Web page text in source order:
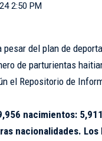
2:50 PM
pesar del plan de
de parturientas
el Repositorio de
nacimientos:
nacionalidades.